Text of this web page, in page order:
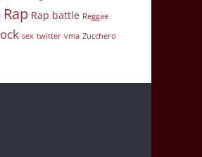
Rap Rap battle Reggae
sex twitter vma Zucchero